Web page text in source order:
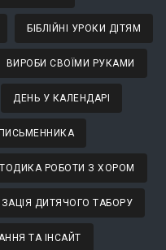
БІБЛІЙНІ УРОКИ ДІТЯМ
ВИРОБИ СВОЇМИ РУКАМИ
ДЕНЬ У КАЛЕНДАРІ
РОБОТИ З ХОРОМ
ДИТЯЧОГО ТАБОРУ
ТА ІНСАЙТ